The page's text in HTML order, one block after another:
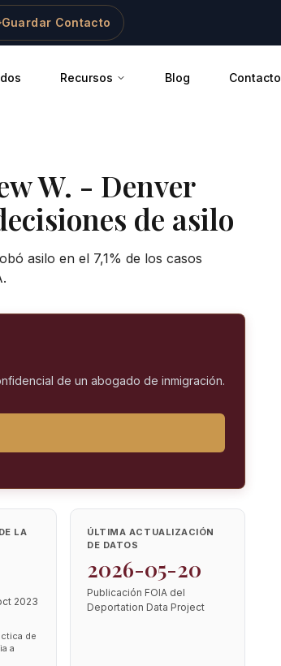
Guardar Contacto
Recursos Blog Contacto
W. - Denver
de asilo
asilo en el 7,1% de los casos
de un abogado de inmigración.
LA
2023
de
a
ÚLTIMA ACTUALIZACIÓN
DE DATOS
2026-05-20
Publicación FOIA del
Deportation Data Project